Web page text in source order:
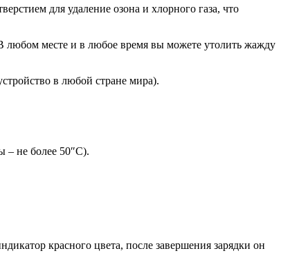
для удаление озона и хлорного газа, что
любом месте и в любое время вы можете утолить жажду
в любой стране мира).
– не более 50″С).
красного цвета, после завершения зарядки он